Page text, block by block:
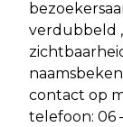
verdubbeld ,
contact op
telefoon: 06